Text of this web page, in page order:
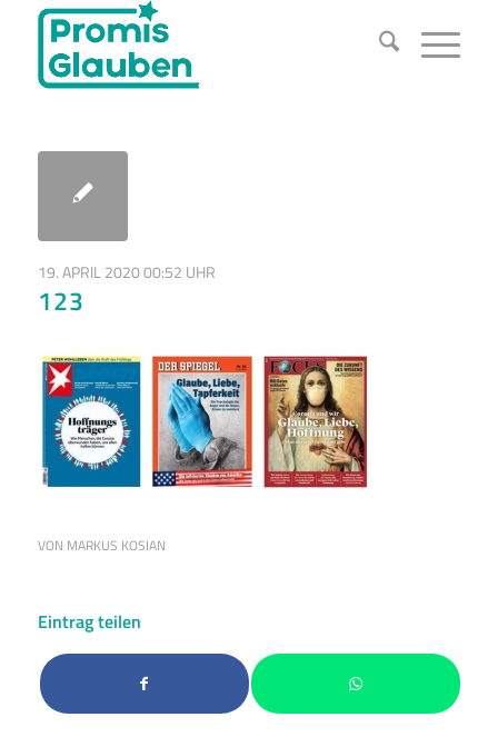
19. APRIL 2020 00:52 UHR
123
VON MARKUS KOSIAN
Eintrag teilen